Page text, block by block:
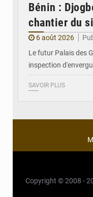
Bénin :
chantier du
6 août 2026
Le futur Palais des
inspection
SAVOIR PLUS
Copyright © 2008 -